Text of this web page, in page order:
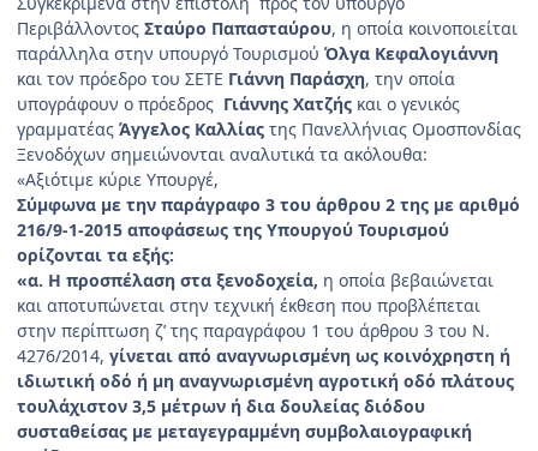
Περιβάλλοντος Σταύρο Παπασταύρου, η οποία κοινοποιείται
παράλληλα στην υπουργό Τουρισμού Όλγα Κεφαλογιάννη
και τον πρόεδρο του ΣΕΤΕ Γιάννη Παράσχη, την οποία
υπογράφουν ο πρόεδρος Γιάννης Χατζής και ο γενικός
γραμματέας Άγγελος Καλλίας της Πανελλήνιας Ομοσπονδίας
Ξενοδόχων σημειώνονται αναλυτικά τα ακόλουθα:
«Αξιότιμε κύριε Υπουργέ,
Σύμφωνα με την παράγραφο 3 του άρθρου 2 της με αριθμό
216/9-1-2015 αποφάσεως της Υπουργού Τουρισμού
ορίζονται τα εξής:
«α. Η προσπέλαση στα ξενοδοχεία, η οποία βεβαιώνεται
και αποτυπώνεται στην τεχνική έκθεση που προβλέπεται
στην περίπτωση ζ’ της παραγράφου 1 του άρθρου 3 του Ν.
4276/2014, γίνεται από αναγνωρισμένη ως κοινόχρηστη ή
ιδιωτική οδό ή μη αναγνωρισμένη αγροτική οδό πλάτους
τουλάχιστον 3,5 μέτρων ή δια δουλείας διόδου
συσταθείσας με μεταγεγραμμένη συμβολαιογραφική